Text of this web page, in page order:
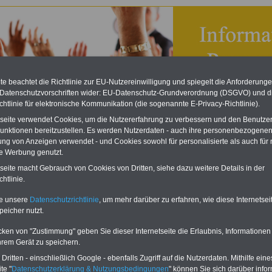
Personalvertretungsgesetz (SPersVG): § 20 Wahl
in Dienststellen ohne Personalrat
ÖD neu aufgelegt
Oktober 2025 neu aufgelegt. Mit
allen Entgelttabellen für
sowie den
Auszubildendenvergütungen,
beachtet die Richtlinie zur EU-Nutzereinwilligung und spiegelt die
wider: EU-Datenschutz-Grundverordnung (DSGVO) und
für elektronische Kommunikation (die sogenannte E-Privacy-Richtlinie).
verwendet Cookies, um die Nutzererfahrung zu verbessern und den
bereitzustellen. Es werden Nutzerdaten - auch ihre
von Anzeigen verwendet - und Cookies sowohl für personalisierte als auch für
Werbung genutzt.
macht Gebrauch von Cookies von Dritten, siehe dazu weitere Details in der
unsere Datenschutzrichtlinie, um mehr darüber zu erfahren, wie diese
nutzt.
von "Zustimmung" geben Sie dieser Internetseite die Erlaubnis,
Gerät zu speichern.
- einschließlich Google - ebenfalls Zugriff auf die Nutzerdaten. Mithilfe
"Datenschutzerklärung & Nutzungsbedingungen" können Sie sich darüber